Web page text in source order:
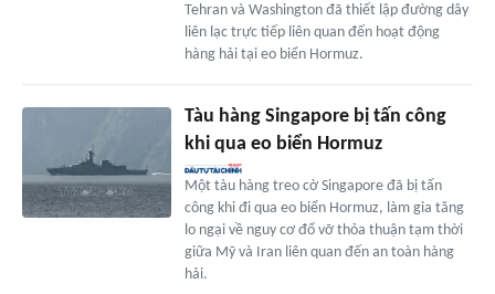
Tehran và Washington đã thiết lập đường dây
liên lạc trực tiếp liên quan đến hoạt động
hàng hải tại eo biển Hormuz.
Tàu hàng Singapore bị tấn công
khi qua eo biển Hormuz
Một tàu hàng treo cờ Singapore đã bị tấn
công khi đi qua eo biển Hormuz, làm gia tăng
lo ngại về nguy cơ đổ vỡ thỏa thuận tạm thời
giữa Mỹ và Iran liên quan đến an toàn hàng
hải.